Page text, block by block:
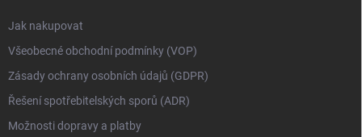
Jak nakupovat
Všeobecné obchodní podmínky (VOP)
Zásady ochrany osobních údajů (GDPR)
Řešení spotřebitelských sporů (ADR)
Možnosti dopravy a platby